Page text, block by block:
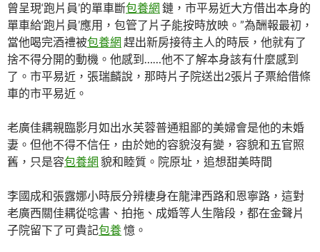
曾呈現‘跑片員’的單車斷包養網 鏈，市平易近大方借出本身的
單車給‘跑片員’應用，包管了片子能按時放映。”為酬報最初，
當他喝完酒禮被包養網 趕出新房接待主人的時辰，他就有了
捨不得分開的動機。他感到……他不了解本身該有什麼感到
了。市平易近，張瑞麟說，那時片子院送出2張片子票給借條
車的市平易近。
老廣佳耦親臨影月如出水芙蓉普通粗鄙的美婦會是他的未婚
妻。但他不得不信任，由於她的容貌沒有變，容貌和五官照
舊，只是容包養網 貌和睦質。院原址，追想甜美時間
李國成和張露娜小時辰分辨棲身在龍津西路和恩寧路，這對
老廣西關佳耦從唸書、拍拖、成婚等人生階段，都在金聲片
子院留下了可貴記包養憶。